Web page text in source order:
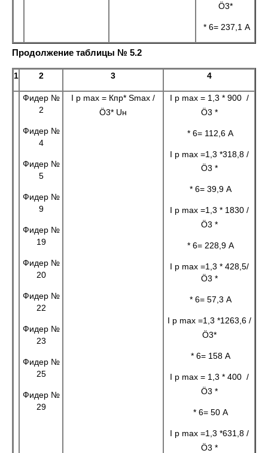
Ö3*
* 6= 237,1 А
Продолжение таблицы № 5.2
1 2 3 4
Фидер №
2
Фидер №
4
Фидер №
5
Фидер №
9
Фидер №
19
Фидер №
20
Фидер №
22
Фидер №
23
Фидер №
25
Фидер №
29
I р max = Кпр* Smax /
Ö3* Uн
I р max = 1,3 * 900 /
Ö3 *
* 6= 112,6 А
I р max =1,3 *318,8 /
Ö3 *
* 6= 39,9 А
I р max =1,3 * 1830 /
Ö3 *
* 6= 228,9 А
I р max =1,3 * 428,5/
Ö3 *
* 6= 57,3 А
I р max =1,3 *1263,6 /
Ö3*
* 6= 158 А
I р max = 1,3 * 400 /
Ö3 *
* 6= 50 А
I р max =1,3 *631,8 /
Ö3 *